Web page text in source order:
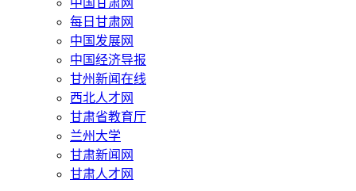
中国甘肃网
每日甘肃网
中国发展网
中国经济导报
甘州新闻在线
西北人才网
甘肃省教育厅
兰州大学
甘肃新闻网
甘肃人才网